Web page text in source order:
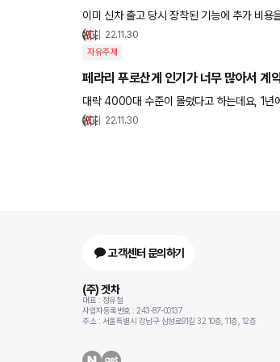
이미 신차 출고 당시 장착된 기능에 추가 비용
다 과연 통과가 될지... 통과된다면 자동차 회
22.11.30
자유주제
페라리 푸로산게 인기가 너무 많아서 계
대략 4000대 수준이 몰렸다고 하는데요, 1년에 2000대가량
게 먼저 공급하고, 우선순위에서 밀리면 2년 이
22.11.30
고객센터 문의하기
(주) 겟차
대표 : 정유철
사업자등록번호 : 243-87-00137
주소 : 서울특별시 강남구 삼성로91길 32 10층, 11층, 12층